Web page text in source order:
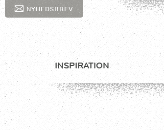
NYHEDSBREV
INSPIRATION